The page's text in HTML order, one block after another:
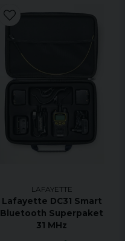
LAFAYETTE
Lafayette DC31 Smart
Bluetooth Superpaket
31 MHz